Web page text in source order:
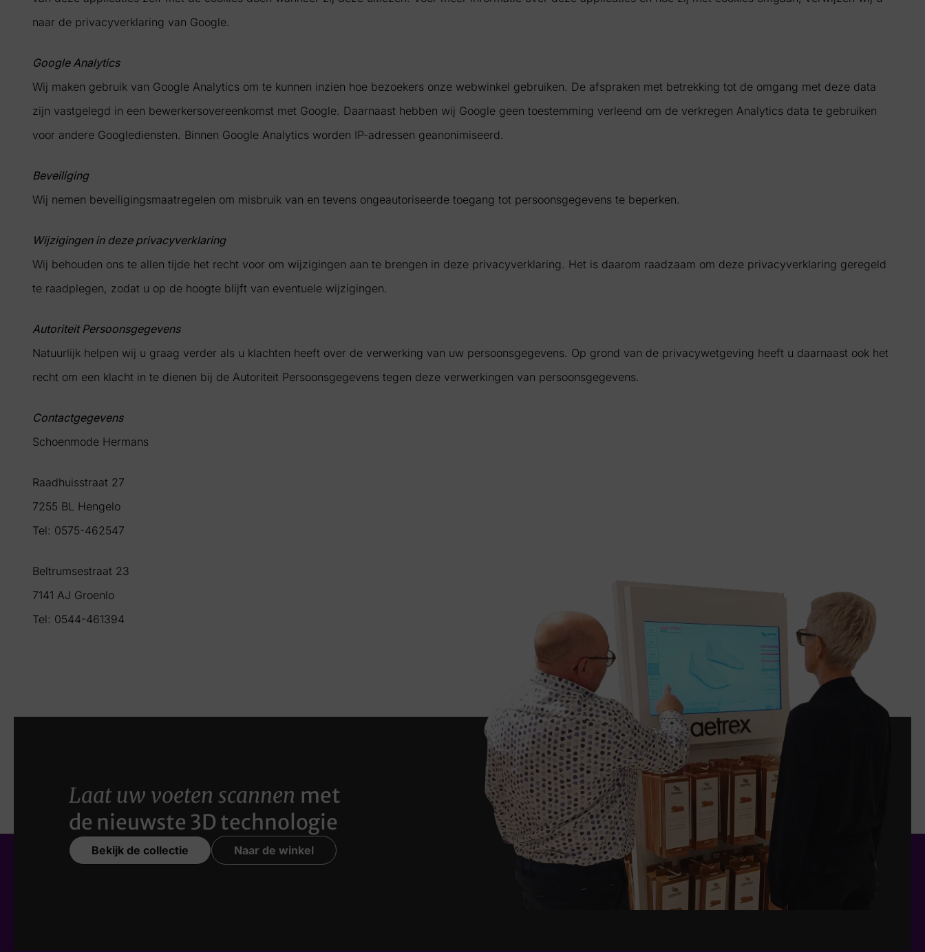
naar de privacyverklaring van Google.
Google Analytics
Wij maken gebruik van Google Analytics om te kunnen inzien hoe bezoekers onze webwinkel gebruiken. De afspraken met betrekking tot de omgang met deze data
zijn vastgelegd in een bewerkersovereenkomst met Google. Daarnaast hebben wij Google geen toestemming verleend om de verkregen Analytics data te gebruiken
voor andere Googlediensten. Binnen Google Analytics worden IP-adressen geanonimiseerd.
Beveiliging
Wij nemen beveiligingsmaatregelen om misbruik van en tevens ongeautoriseerde toegang tot persoonsgegevens te beperken.
Wijzigingen in deze privacyverklaring
Wij behouden ons te allen tijde het recht voor om wijzigingen aan te brengen in deze privacyverklaring. Het is daarom raadzaam om deze privacyverklaring geregeld
te raadplegen, zodat u op de hoogte blijft van eventuele wijzigingen.
Autoriteit Persoonsgegevens
Natuurlijk helpen wij u graag verder als u klachten heeft over de verwerking van uw persoonsgegevens. Op grond van de privacywetgeving heeft u daarnaast ook het
recht om een klacht in te dienen bij de Autoriteit Persoonsgegevens tegen deze verwerkingen van persoonsgegevens.
Contactgegevens
Schoenmode Hermans
Raadhuisstraat 27
7255 BL Hengelo
Tel: 0575-462547
Beltrumsestraat 23
7141 AJ Groenlo
Tel: 0544-461394
Laat uw voeten scannen met
de nieuwste 3D technologie
Bekijk de collectie Naar de winkel